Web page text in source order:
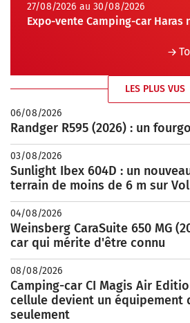
27/08/2026 au 30/08/2026
Expo-vente Camping-car Haras
LES PLUS VUS
06/08/2026
Randger R595 (2026) : un
03/08/2026
Sunlight Ibex 604D : un
terrain de moins de 6 m sur
04/08/2026
Weinsberg CaraSuite 650 MG
car qui mérite d'être connu
08/08/2026
Camping-car CI Magis Air
cellule devient un équipement
seulement